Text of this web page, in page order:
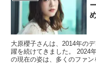
大原櫻子さんは、2014年の
躍を続けてきました。 2024
の現在の姿は、多くのファ